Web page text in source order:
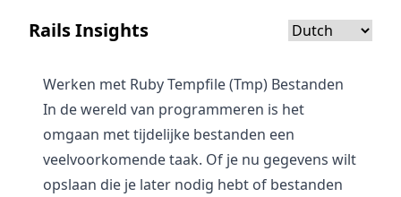
Rails Insights
Werken met Ruby Tempfile (Tmp) Bestanden
In de wereld van programmeren is het
omgaan met tijdelijke bestanden een
veelvoorkomende taak. Of je nu gegevens wilt
opslaan die je later nodig hebt of bestanden